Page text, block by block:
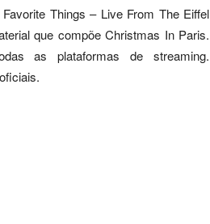
Things – Live From The Eiffel
que compõe Christmas In Paris.
as plataformas de streaming.